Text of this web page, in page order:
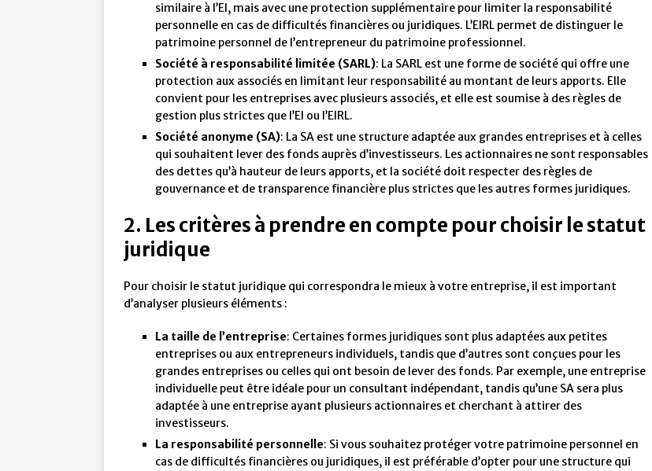
similaire à l’EI, mais avec une protection supplémentaire pour limiter la responsabilité
personnelle en cas de difficultés financières ou juridiques. L’EIRL permet de distinguer le
patrimoine personnel de l’entrepreneur du patrimoine professionnel.
Société à responsabilité limitée (SARL): La SARL est une forme de société qui offre une
protection aux associés en limitant leur responsabilité au montant de leurs apports. Elle
convient pour les entreprises avec plusieurs associés, et elle est soumise à des règles de
gestion plus strictes que l’EI ou l’EIRL.
Société anonyme (SA): La SA est une structure adaptée aux grandes entreprises et à celles
qui souhaitent lever des fonds auprès d’investisseurs. Les actionnaires ne sont responsables
des dettes qu’à hauteur de leurs apports, et la société doit respecter des règles de
gouvernance et de transparence financière plus strictes que les autres formes juridiques.
2. Les critères à prendre en compte pour choisir le statut
juridique
Pour choisir le statut juridique qui correspondra le mieux à votre entreprise, il est important
d’analyser plusieurs éléments :
La taille de l’entreprise: Certaines formes juridiques sont plus adaptées aux petites
entreprises ou aux entrepreneurs individuels, tandis que d’autres sont conçues pour les
grandes entreprises ou celles qui ont besoin de lever des fonds. Par exemple, une entreprise
individuelle peut être idéale pour un consultant indépendant, tandis qu’une SA sera plus
adaptée à une entreprise ayant plusieurs actionnaires et cherchant à attirer des
investisseurs.
La responsabilité personnelle: Si vous souhaitez protéger votre patrimoine personnel en
cas de difficultés financières ou juridiques, il est préférable d’opter pour une structure qui